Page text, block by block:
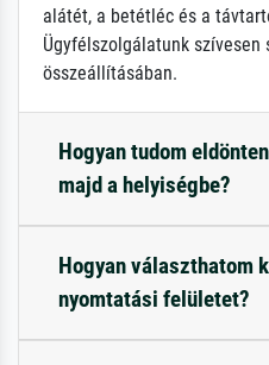
alátét, a betétléc és a
Ügyfélszolgálatunk
összeállításában.
Hogyan tudom
majd a helyiségbe?
Hogyan választhatom
nyomtatási felületet?